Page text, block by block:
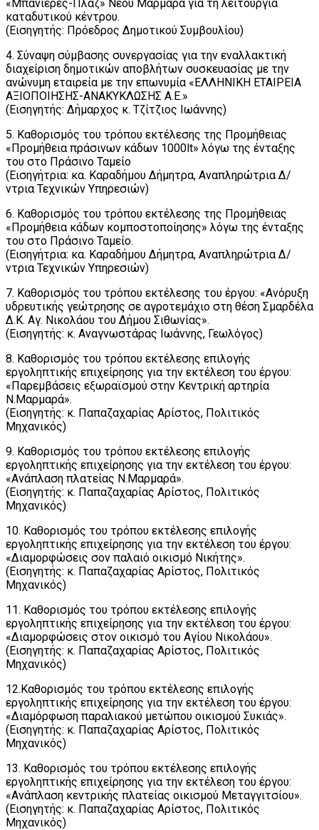
«Μπανιέρες-Πλάζ» Νέου Μαρμαρά για τη λειτουργία
καταδυτικού κέντρου.
(Εισηγητής: Πρόεδρος Δημοτικού Συμβουλίου)
4. Σύναψη σύμβασης συνεργασίας για την εναλλακτική
διαχείριση δημοτικών αποβλήτων συσκευασίας με την
ανώνυμη εταιρεία με την επωνυμία «ΕΛΛΗΝΙΚΗ ΕΤΑΙΡΕΙΑ
ΑΞΙΟΠΟΙΗΣΗΣ-ΑΝΑΚΥΚΛΩΣΗΣ Α.Ε.»
(Εισηγητής: Δήμαρχος κ. Τζίτζιος Ιωάννης)
5. Καθορισμός του τρόπου εκτέλεσης της Προμήθειας
«Προμήθεια πράσινων κάδων 1000lt» λόγω της ένταξης
του στο Πράσινο Ταμείο
(Εισηγήτρια: κα. Καραδήμου Δήμητρα, Αναπληρώτρια Δ/
ντρια Τεχνικών Υπηρεσιών)
6. Καθορισμός του τρόπου εκτέλεσης της Προμήθειας
«Προμήθεια κάδων κομποστοποίησης» λόγω της ένταξης
του στο Πράσινο Ταμείο.
(Εισηγήτρια: κα. Καραδήμου Δήμητρα, Αναπληρώτρια Δ/
ντρια Τεχνικών Υπηρεσιών)
7. Καθορισμός του τρόπου εκτέλεσης του έργου: «Ανόρυξη
υδρευτικής γεώτρησης σε αγροτεμάχιο στη θέση Σμαρδέλα
Δ.Κ. Αγ. Νικολάου του Δήμου Σιθωνίας».
(Εισηγητής: κ. Αναγνωστάρας Ιωάννης, Γεωλόγος)
8. Καθορισμός του τρόπου εκτέλεσης επιλογής
εργοληπτικής επιχείρησης για την εκτέλεση του έργου:
«Παρεμβάσεις εξωραϊσμού στην Κεντρική αρτηρία
Ν.Μαρμαρά».
(Εισηγητής: κ. Παπαζαχαρίας Αρίστος, Πολιτικός
Μηχανικός)
9. Καθορισμός του τρόπου εκτέλεσης επιλογής
εργοληπτικής επιχείρησης για την εκτέλεση του έργου:
«Ανάπλαση πλατείας Ν.Μαρμαρά».
(Εισηγητής: κ. Παπαζαχαρίας Αρίστος, Πολιτικός
Μηχανικός)
10. Καθορισμός του τρόπου εκτέλεσης επιλογής
εργοληπτικής επιχείρησης για την εκτέλεση του έργου:
«Διαμορφώσεις σον παλαιό οικισμό Νικήτης».
(Εισηγητής: κ. Παπαζαχαρίας Αρίστος, Πολιτικός
Μηχανικός)
11. Καθορισμός του τρόπου εκτέλεσης επιλογής
εργοληπτικής επιχείρησης για την εκτέλεση του έργου:
«Διαμορφώσεις στον οικισμό του Αγίου Νικολάου».
(Εισηγητής: κ. Παπαζαχαρίας Αρίστος, Πολιτικός
Μηχανικός)
12.Καθορισμός του τρόπου εκτέλεσης επιλογής
εργοληπτικής επιχείρησης για την εκτέλεση του έργου:
«Διαμόρφωση παραλιακού μετώπου οικισμού Συκιάς».
(Εισηγητής: κ. Παπαζαχαρίας Αρίστος, Πολιτικός
Μηχανικός)
13. Καθορισμός του τρόπου εκτέλεσης επιλογής
εργοληπτικής επιχείρησης για την εκτέλεση του έργου:
«Ανάπλαση κεντρικής πλατείας οικισμού Μεταγγιτσίου».
(Εισηγητής: κ. Παπαζαχαρίας Αρίστος, Πολιτικός
Μηχανικός)